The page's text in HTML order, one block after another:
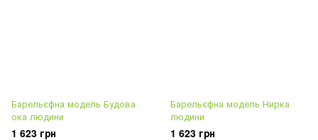
Барельєфна модель Будова
ока людини
1 623 грн
Барельєфна модель Нирка
людини
1 623 грн